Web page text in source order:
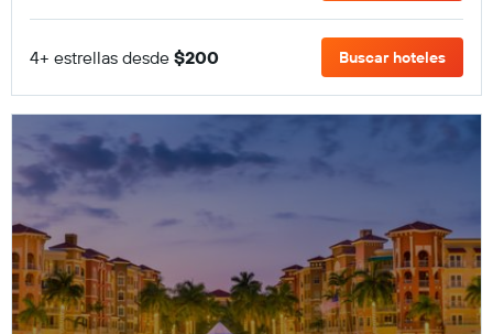
4+ estrellas desde $200 Buscar hoteles